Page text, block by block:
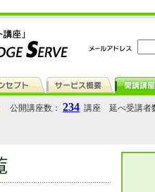
公開講座数： 234 講座 延べ受講者